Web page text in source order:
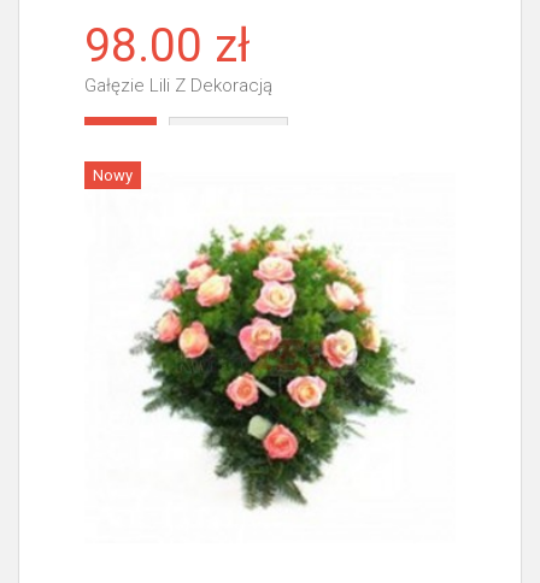
98.00 zł
Gałęzie Lili Z Dekoracją
Nowy